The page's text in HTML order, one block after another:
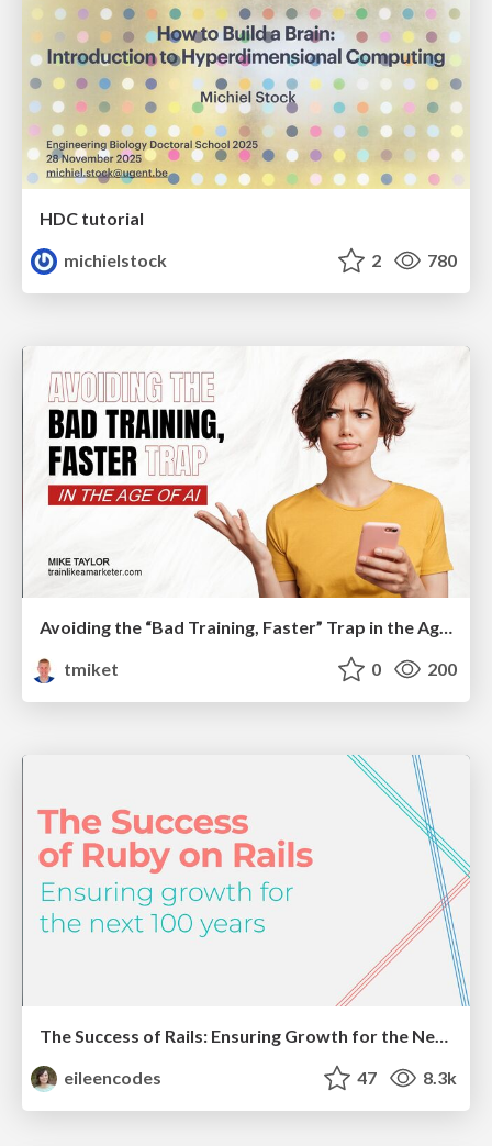
HDC tutorial
michielstock
2 780
Avoiding the “Bad Training, Faster” Trap in the Age of AI
tmiket
0 200
The Success of Rails: Ensuring Growth for the Next 100 Years
eileencodes
47 8.3k